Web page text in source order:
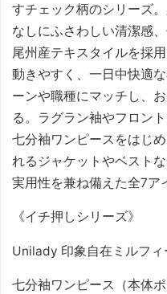
すチェック柄のシリーズ
なしにふさわしい清潔感
尾州産テキスタイルを採
動きやすく、一日中快適
ーンや職種にマッチし、
る。ラグラン袖やフロン
七分袖ワンピースをはじ
れるジャケットやベスト
実用性を兼ね備えた全7ア
《イチ押しシリーズ》
Unilady 印象自在ミルフィ
七分袖ワンピース（本体